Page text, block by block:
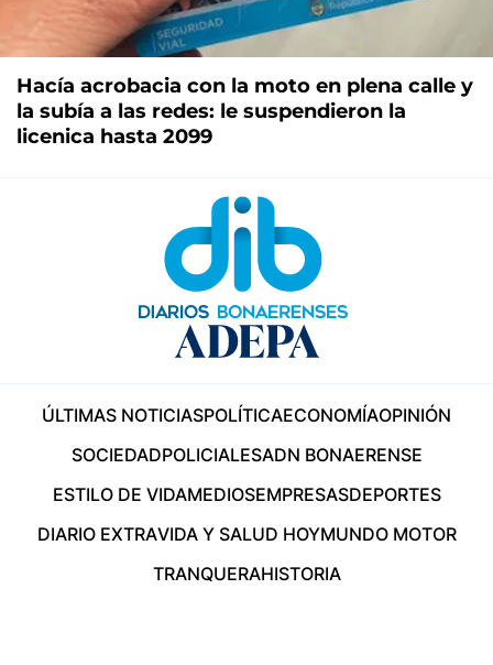
Hacía acrobacia con la moto en plena calle y
la subía a las redes: le suspendieron la
licenica hasta 2099
ÚLTIMAS NOTICIASPOLÍTICAECONOMÍAOPINIÓN
SOCIEDADPOLICIALESADN BONAERENSE
ESTILO DE VIDAMEDIOSEMPRESASDEPORTES
DIARIO EXTRAVIDA Y SALUD HOYMUNDO MOTOR
TRANQUERAHISTORIA